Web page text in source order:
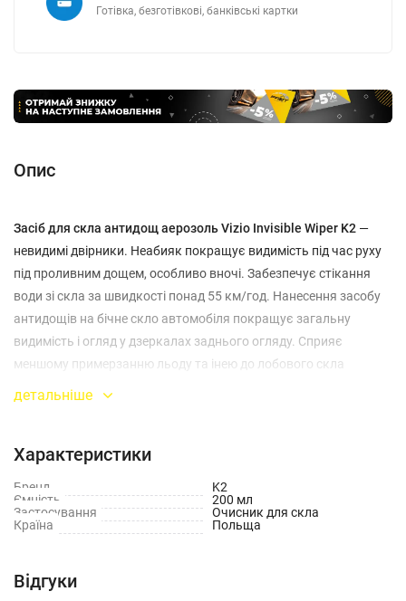
Готівка, безготівкові, банківські картки
Опис
Засіб для скла антидощ аерозоль Vizio Invisible Wiper K2 —
невидимі двірники. Неабияк покращує видимість під час руху
під проливним дощем, особливо вночі. Забезпечує стікання
води зі скла за швидкості понад 55 км/год. Нанесення засобу
антидощів на бічне скло автомобіля покращує загальну
видимість і огляд у дзеркалах заднього огляду. Сприяє
меншому примерзанню льоду та інею до лобового скла
автомобіля.
ретельно вимити та висушити скло.
Застосування
: наносити антидощ круговими рухами на
половину скла за один підхід, використовуючи серветку з
мікрофібри. За допомогою чистої серветки видалити залишки
врахувати, що використання двірників прискорює знос плівки.
детальніше
Характеристики
Бренд
K2
Ємність
200 мл
Застосування
Очисник для скла
Країна
Польща
Відгуки